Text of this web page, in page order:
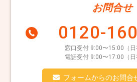
お問合せ
0120-
窓口受付 9:00〜15:00（日
電話受付 9:00〜17:00（日
フォームからのお問合